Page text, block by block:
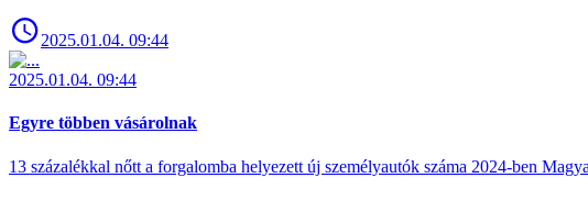
2025.01.04. 09:44
2025.01.04. 09:44
Egyre többen vásárolnak
13 százalékkal nőtt a forgalomba helyezett új személyautók száma 2024-ben